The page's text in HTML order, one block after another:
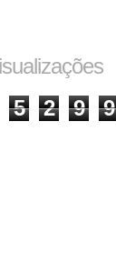
5 2 9 9